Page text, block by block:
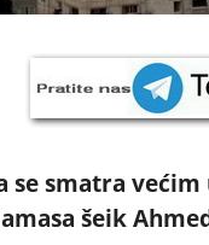
se smatra
šeik